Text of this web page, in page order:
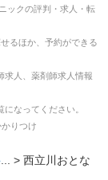
ックの評判・求人・転
るほか、予約ができる
求人、薬剤師求人情報
なってください。
りつけ
... > 西立川おとな